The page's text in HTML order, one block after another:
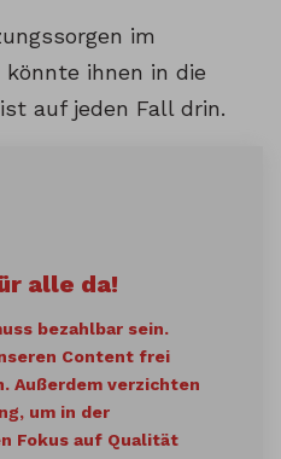
im
könnte ihnen in die
auf jeden Fall drin.
alle da!
bezahlbar sein.
Content frei
Außerdem verzichten
um in der
Fokus auf Qualität